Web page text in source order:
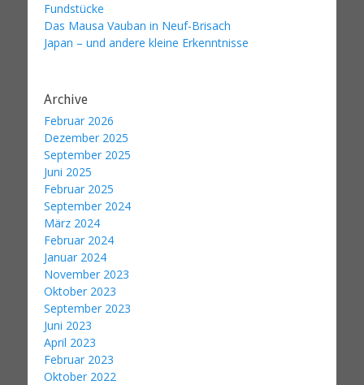
Fundstücke
Das Mausa Vauban in Neuf-Brisach
Japan – und andere kleine Erkenntnisse
Archive
Februar 2026
Dezember 2025
September 2025
Juni 2025
Februar 2025
September 2024
März 2024
Februar 2024
Januar 2024
November 2023
Oktober 2023
September 2023
Juni 2023
April 2023
Februar 2023
Oktober 2022